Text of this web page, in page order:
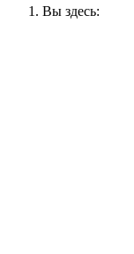
Вы здесь: